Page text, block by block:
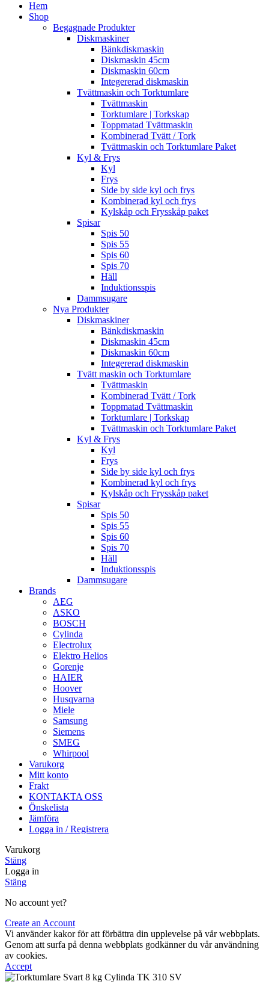
Hem
Shop
Begagnade Produkter
Diskmaskiner
Bänkdiskmaskin
Diskmaskin 45cm
Diskmaskin 60cm
Integererad diskmaskin
Tvättmaskin och Torktumlare
Tvättmaskin
Torktumlare | Torkskap
Toppmatad Tvättmaskin
Kombinerad Tvätt / Tork
Tvättmaskin och Torktumlare Paket
Kyl & Frys
Kyl
Frys
Side by side kyl och frys
Kombinerad kyl och frys
Kylskåp och Frysskåp paket
Spisar
Spis 50
Spis 55
Spis 60
Spis 70
Häll
Induktionsspis
Dammsugare
Nya Produkter
Diskmaskiner
Bänkdiskmaskin
Diskmaskin 45cm
Diskmaskin 60cm
Integererad diskmaskin
Tvätt maskin och Torktumlare
Tvättmaskin
Kombinerad Tvätt / Tork
Toppmatad Tvättmaskin
Torktumlare | Torkskap
Tvättmaskin och Torktumlare Paket
Kyl & Frys
Kyl
Frys
Side by side kyl och frys
Kombinerad kyl och frys
Kylskåp och Frysskåp paket
Spisar
Spis 50
Spis 55
Spis 60
Spis 70
Häll
Induktionsspis
Dammsugare
Brands
AEG
ASKO
BOSCH
Cylinda
Electrolux
Elektro Helios
Gorenje
HAIER
Hoover
Husqvarna
Miele
Samsung
Siemens
SMEG
Whirpool
Varukorg
Mitt konto
Frakt
KONTAKTA OSS
Önskelista
Jämföra
Logga in / Registrera
Varukorg
Stäng
Logga in
Stäng
No account yet?
Create an Account
Vi använder kakor för att förbättra din upplevelse på vår webbplats.
Genom att surfa på denna webbplats godkänner du vår användning
av cookies.
Accept